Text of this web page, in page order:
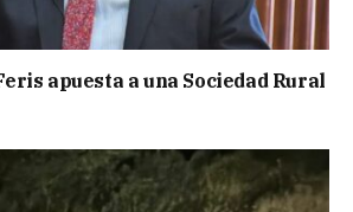
apuesta a una Sociedad Rural